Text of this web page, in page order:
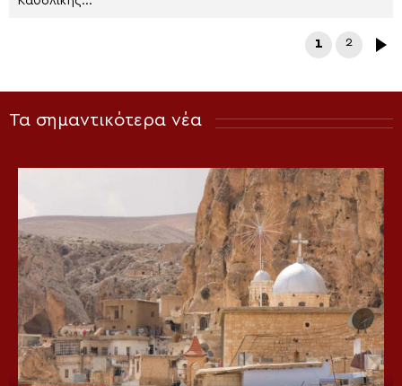
1 2
Τα σημαντικότερα νέα